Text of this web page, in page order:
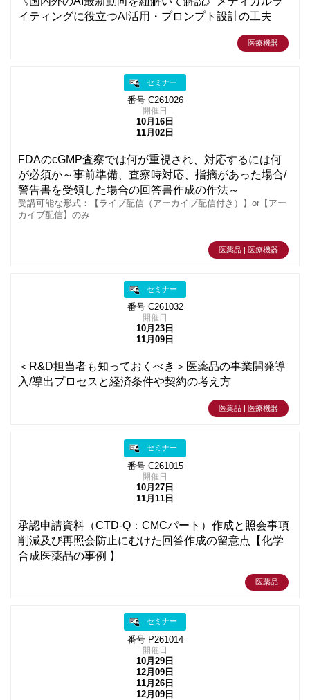
イティングに役立つAI活用・プロンプト設計の工夫
医療機器
セミナー
番号 C261026
開催日
10月16日
11月02日
FDAのcGMP査察では何が重視され、対応するには何
が必須か～事前準備、査察時対応、指摘があった場合/
警告書を受領した場合の回答書作成の作法～
受講可能な形式：【ライブ配信（アーカイブ配信付き）】or【アー
カイブ配信】のみ
医薬品 | 医療機器
セミナー
番号 C261032
開催日
10月23日
11月09日
＜R&D担当者も知っておくべき＞医薬品の事業開発導
入/導出プロセスと経済条件や契約の考え方
医薬品 | 医療機器
セミナー
番号 C261015
開催日
10月27日
11月11日
承認申請資料（CTD-Q：CMCパート）作成と照会事項
削減及び再照会防止にむけた回答作成の留意点【化学
合成医薬品の事例 】
医薬品
セミナー
番号 P261014
開催日
10月29日
12月09日
11月26日
12月09日